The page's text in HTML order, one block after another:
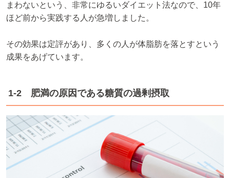
まわないという、非常にゆるいダイエット法なので、10年
ほど前から実践する人が急増しました。
その効果は定評があり、多くの人が体脂肪を落とすという
成果をあげています。
1-2 肥満の原因である糖質の過剰摂取